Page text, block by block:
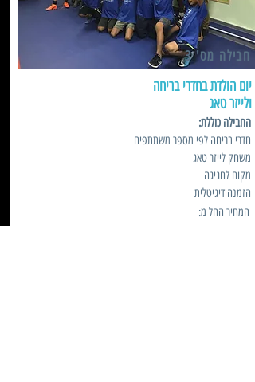
חבילה מס' 3
יום הולדת בחדרי בריחה
ולייזר טאג
החבילה כוללת:
חדרי בריחה לפי מספר משתתפים
משחק לייזר טאג
מקום לחגיגה
הזמנה דיגיטלית
המחיר החל מ: